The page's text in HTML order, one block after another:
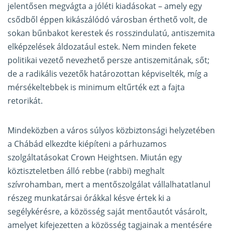
jelentősen megvágta a jóléti kiadásokat – amely egy
csődből éppen kikászálódó városban érthető volt, de
sokan bűnbakot kerestek és rosszindulatú, antiszemita
elképzelések áldozatául estek. Nem minden fekete
politikai vezető nevezhető persze antiszemitának, sőt;
de a radikális vezetők határozottan képviselték, míg a
mérsékeltebbek is minimum eltűrték ezt a fajta
retorikát.
Mindeközben a város súlyos közbiztonsági helyzetében
a Chábád elkezdte kiépíteni a párhuzamos
szolgáltatásokat Crown Heightsen. Miután egy
köztiszteletben álló rebbe (rabbi) meghalt
szívrohamban, mert a mentőszolgálat vállalhatatlanul
részeg munkatársai órákkal késve értek ki a
segélykérésre, a közösség saját mentőautót vásárolt,
amelyet kifejezetten a közösség tagjainak a mentésére